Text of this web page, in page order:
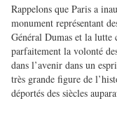
Rappelons que Paris a
monument représentant
Général Dumas et la
parfaitement la volonté
dans l’avenir dans un
très grande figure de
déportés des siècles